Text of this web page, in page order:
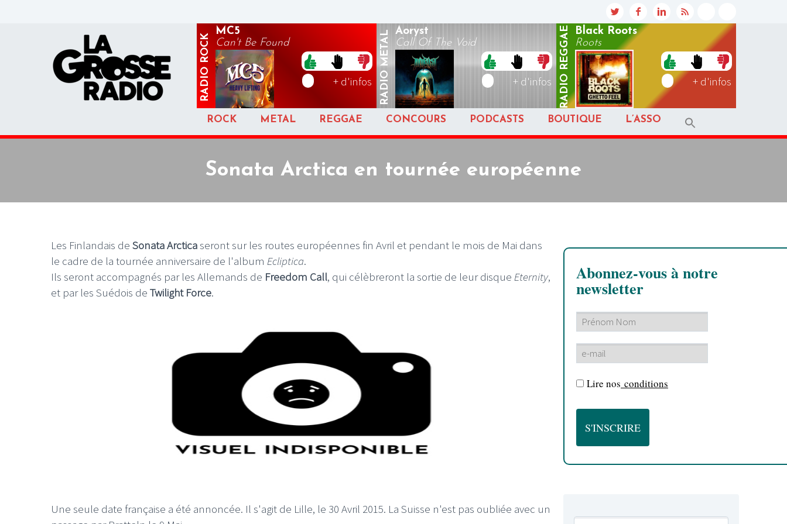
RADIO
ROCK
MC5
Can't Be Found
+ d'infos RADIO
METAL Aoryst
Call Of The Void
+ d'infos RADIO
REGGAE
Black Roots
Roots
+ d'infos
ROCK METAL REGGAE CONCOURS PODCASTS BOUTIQUE L’ASSO
Sonata Arctica en tournée européenne
Les Finlandais de Sonata Arcticaseront sur les routes européennes fin Avril et pendant le mois de Mai dans
le cadre de la tournée anniversaire de l'album Ecliptica.
Ils seront accompagnés par les Allemands de Freedom Call, qui célèbreront la sortie de leur disque Eternity,
et par les Suédois de Twilight Force.
Une seule date française a été annoncée. Il s'agit de Lille, le 30 Avril 2015. La Suisse n'est pas oubliée avec un
Abonnez-vous à notre
newsletter
Lire nos conditions